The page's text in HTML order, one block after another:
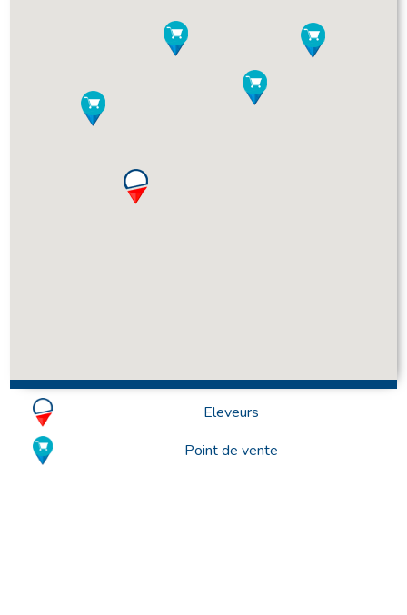
Eleveurs
Point de vente